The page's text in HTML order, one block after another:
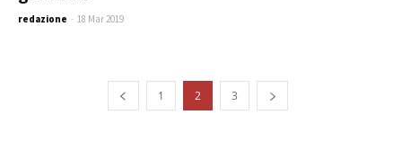
redazione - 18 Mar 2019
1 2 3